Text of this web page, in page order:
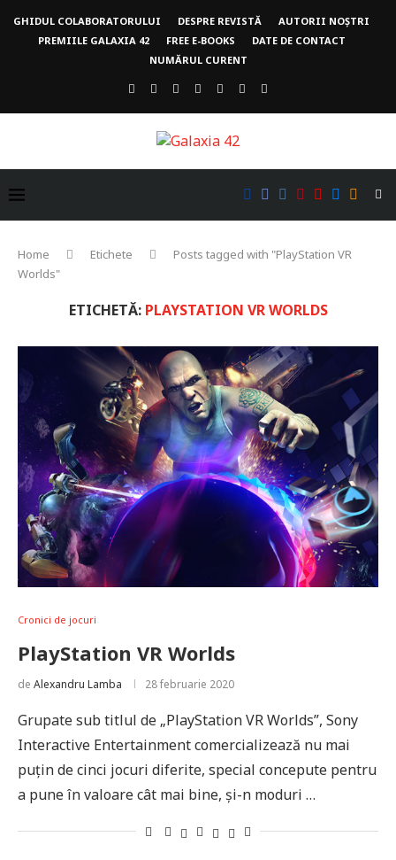
GHIDUL COLABORATORULUI DESPRE REVISTĂ
AUTORII NOȘTRI
PREMIILE GALAXIA 42
FREE E-BOOKS
DATE DE CONTACT
NUMĂRUL CURENT
Home Etichete
Posts tagged with "PlayStation VR
Worlds"
ETICHETĂ: PLAYSTATION VR WORLDS
Cronici de jocuri
PlayStation VR Worlds
de Alexandru Lamba 28 februarie 2020
Grupate sub titlul de „PlayStation VR Worlds”, Sony
Interactive Entertainment comercializează nu mai
puțin de cinci jocuri diferite, special concepute pentru
a pune în valoare cât mai bine, și-n moduri …